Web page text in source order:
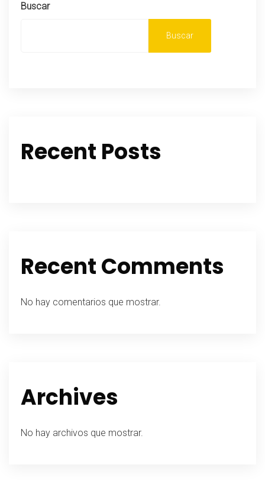
Buscar
Buscar
Recent Posts
Recent Comments
No hay comentarios que mostrar.
Archives
No hay archivos que mostrar.